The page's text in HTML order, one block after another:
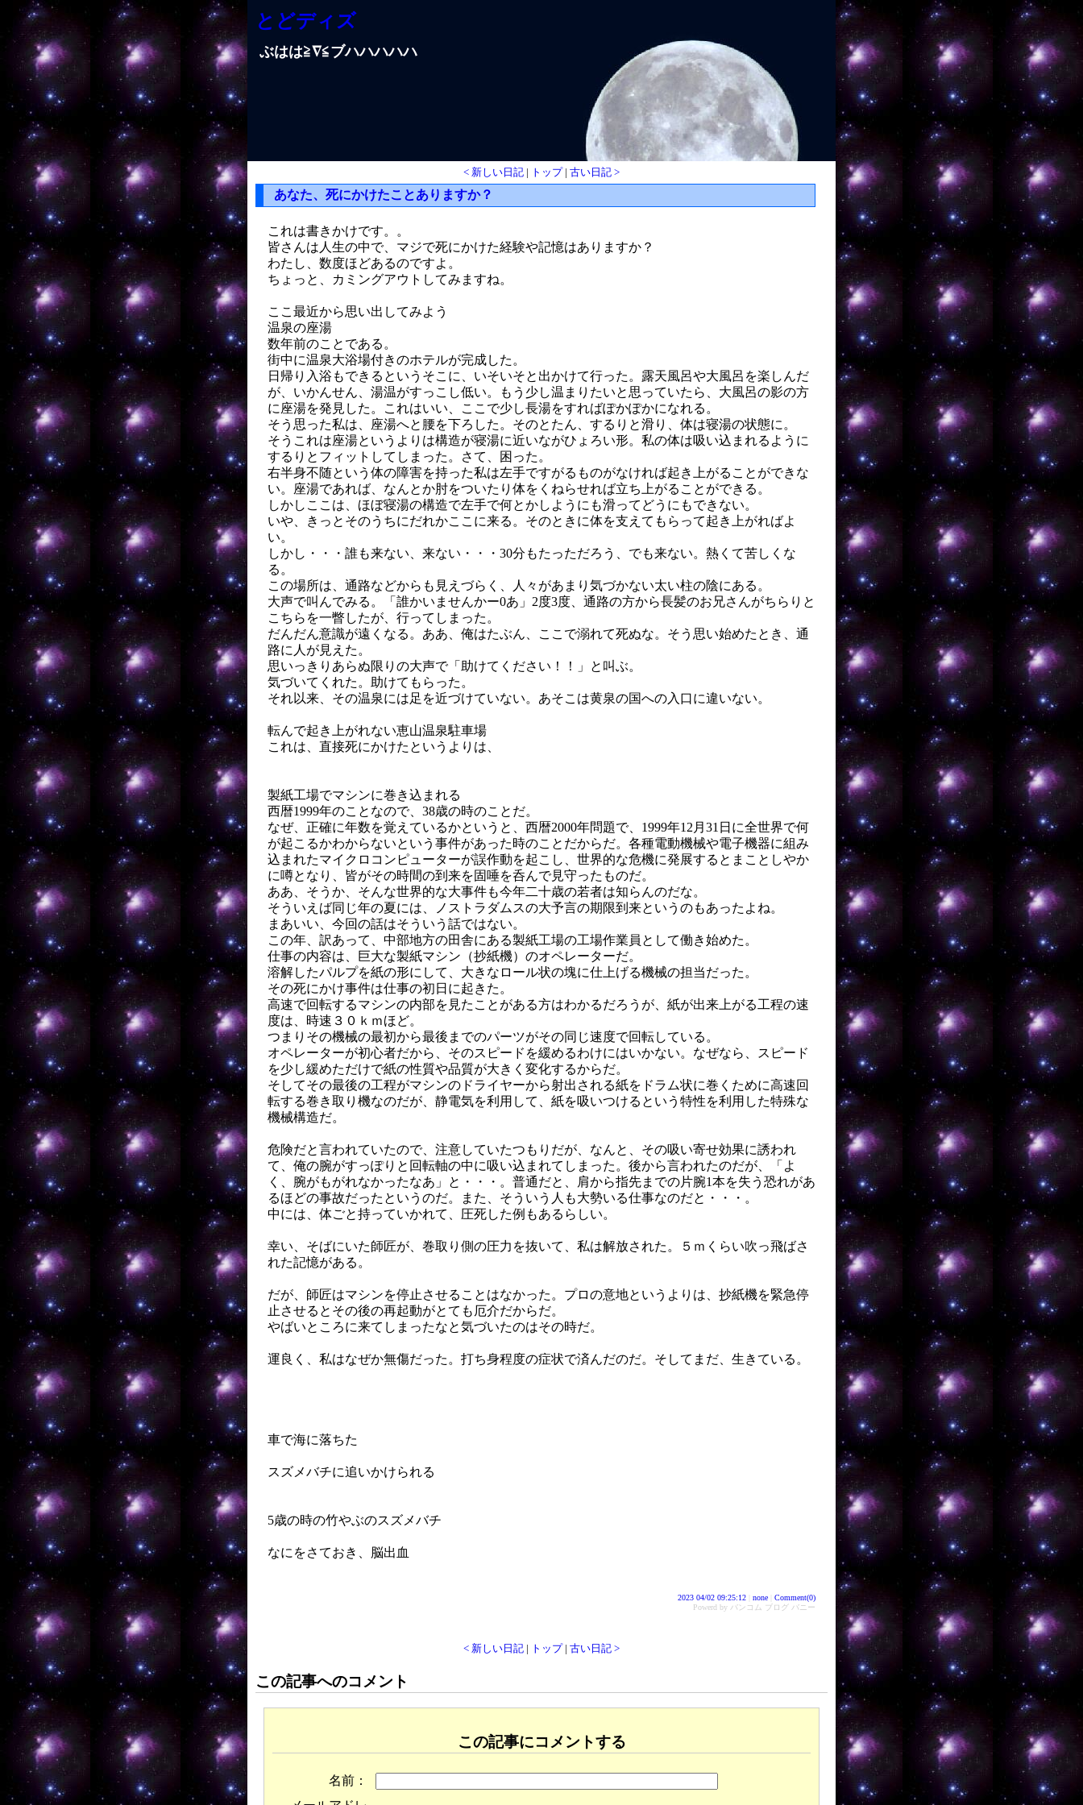
とどディズ
ぶはは≧∇≦ブハハハハハ
< 新しい日記 | トップ| 古い日記 >
あなた、死にかけたことありますか？
これは書きかけです。。
皆さんは人生の中で、マジで死にかけた経験や記憶はありますか？
わたし、数度ほどあるのですよ。
ちょっと、カミングアウトしてみますね。
ここ最近から思い出してみよう
温泉の座湯
数年前のことである。
街中に温泉大浴場付きのホテルが完成した。
日帰り入浴もできるというそこに、いそいそと出かけて行った。露天風呂や大風呂を楽しんだ
が、いかんせん、湯温がすっこし低い。もう少し温まりたいと思っていたら、大風呂の影の方
に座湯を発見した。これはいい、ここで少し長湯をすればぽかぽかになれる。
そう思った私は、座湯へと腰を下ろした。そのとたん、するりと滑り、体は寝湯の状態に。
そうこれは座湯というよりは構造が寝湯に近いながひょろい形。私の体は吸い込まれるように
するりとフィットしてしまった。さて、困った。
右半身不随という体の障害を持った私は左手ですがるものがなければ起き上がることができな
い。座湯であれば、なんとか肘をついたり体をくねらせれば立ち上がることができる。
しかしここは、ほぼ寝湯の構造で左手で何とかしようにも滑ってどうにもできない。
いや、きっとそのうちにだれかここに来る。そのときに体を支えてもらって起き上がればよ
い。
しかし・・・誰も来ない、来ない・・・30分もたっただろう、でも来ない。熱くて苦しくな
る。
この場所は、通路などからも見えづらく、人々があまり気づかない太い柱の陰にある。
大声で叫んでみる。「誰かいませんかー0あ」2度3度、通路の方から長髪のお兄さんがちらりと
こちらを一瞥したが、行ってしまった。
だんだん意識が遠くなる。ああ、俺はたぶん、ここで溺れて死ぬな。そう思い始めたとき、通
路に人が見えた。
思いっきりあらぬ限りの大声で「助けてください！！」と叫ぶ。
気づいてくれた。助けてもらった。
それ以来、その温泉には足を近づけていない。あそこは黄泉の国への入口に違いない。
転んで起き上がれない恵山温泉駐車場
これは、直接死にかけたというよりは、
製紙工場でマシンに巻き込まれる
西暦1999年のことなので、38歳の時のことだ。
なぜ、正確に年数を覚えているかというと、西暦2000年問題で、1999年12月31日に全世界で何
が起こるかわからないという事件があった時のことだからだ。各種電動機械や電子機器に組み
込まれたマイクロコンピューターが誤作動を起こし、世界的な危機に発展するとまことしやか
に噂となり、皆がその時間の到来を固唾を呑んで見守ったものだ。
ああ、そうか、そんな世界的な大事件も今年二十歳の若者は知らんのだな。
そういえば同じ年の夏には、ノストラダムスの大予言の期限到来というのもあったよね。
まあいい、今回の話はそういう話ではない。
この年、訳あって、中部地方の田舎にある製紙工場の工場作業員として働き始めた。
仕事の内容は、巨大な製紙マシン（抄紙機）のオペレーターだ。
溶解したパルプを紙の形にして、大きなロール状の塊に仕上げる機械の担当だった。
その死にかけ事件は仕事の初日に起きた。
高速で回転するマシンの内部を見たことがある方はわかるだろうが、紙が出来上がる工程の速
度は、時速３０ｋｍほど。
つまりその機械の最初から最後までのパーツがその同じ速度で回転している。
オペレーターが初心者だから、そのスピードを緩めるわけにはいかない。なぜなら、スピード
を少し緩めただけで紙の性質や品質が大きく変化するからだ。
そしてその最後の工程がマシンのドライヤーから射出される紙をドラム状に巻くために高速回
転する巻き取り機なのだが、静電気を利用して、紙を吸いつけるという特性を利用した特殊な
機械構造だ。
危険だと言われていたので、注意していたつもりだが、なんと、その吸い寄せ効果に誘われ
て、俺の腕がすっぽりと回転軸の中に吸い込まれてしまった。後から言われたのだが、「よ
く、腕がもがれなかったなあ」と・・・。普通だと、肩から指先までの片腕1本を失う恐れがあ
るほどの事故だったというのだ。また、そういう人も大勢いる仕事なのだと・・・。
中には、体ごと持っていかれて、圧死した例もあるらしい。
幸い、そばにいた師匠が、巻取り側の圧力を抜いて、私は解放された。５ｍくらい吹っ飛ばさ
れた記憶がある。
だが、師匠はマシンを停止させることはなかった。プロの意地というよりは、抄紙機を緊急停
止させるとその後の再起動がとても厄介だからだ。
やばいところに来てしまったなと気づいたのはその時だ。
運良く、私はなぜか無傷だった。打ち身程度の症状で済んだのだ。そしてまだ、生きている。
車で海に落ちた
スズメバチに追いかけられる
5歳の時の竹やぶのスズメバチ
なにをさておき、脳出血
2023 04/02 09:25:12 none
Comment(0)
Powerd by バンコム ブログ バニー
< 新しい日記 | トップ| 古い日記 >
この記事へのコメント
この記事にコメントする
名前：